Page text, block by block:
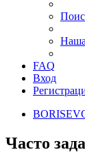
FAQ
Вход
Часто